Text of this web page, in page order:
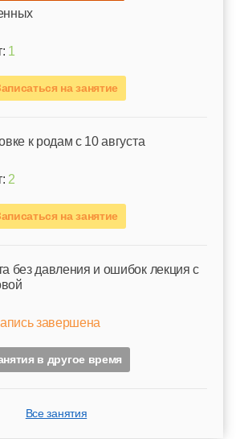
1
на занятие
к родам c 10 августа
2
на занятие
без давления и ошибок лекция с
завершена
в другое время
Все занятия